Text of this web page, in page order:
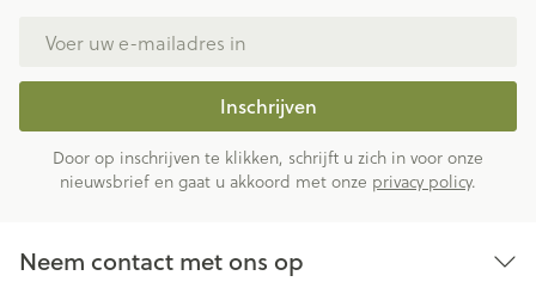
Inschrijven
Door op inschrijven te klikken, schrijft u zich in voor onze
nieuwsbrief en gaat u akkoord met onze privacy policy.
Neem contact met ons op